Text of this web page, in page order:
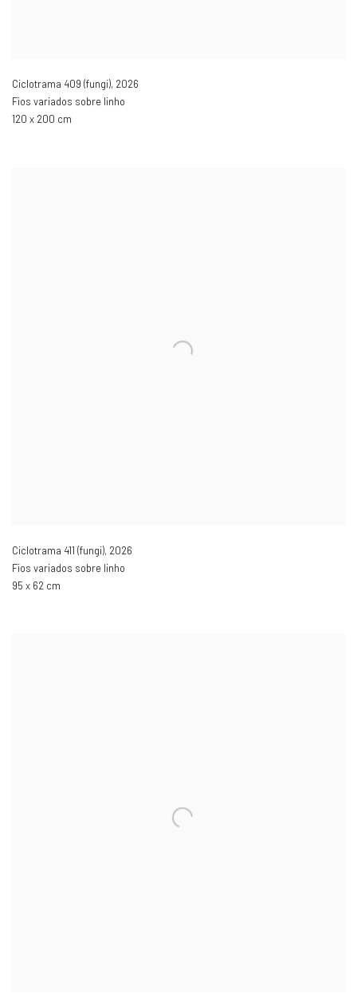
Ciclotrama 409 (fungi), 2026
Fios variados sobre linho
120 x 200 cm
Ciclotrama 411 (fungi), 2026
Fios variados sobre linho
95 x 62 cm